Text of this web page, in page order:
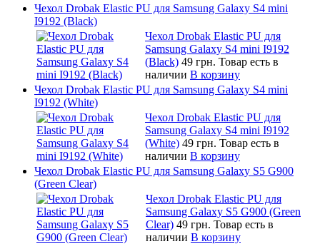
Чехол Drobak Elastic PU для Samsung Galaxy S4 mini
I9192 (Black)
Чехол Drobak Elastic PU для
Samsung Galaxy S4 mini I9192
(Black) 49 грн. Товар есть в
наличии В корзину
Чехол Drobak Elastic PU для Samsung Galaxy S4 mini
I9192 (White)
Чехол Drobak Elastic PU для
Samsung Galaxy S4 mini I9192
(White) 49 грн. Товар есть в
наличии В корзину
Чехол Drobak Elastic PU для Samsung Galaxy S5 G900
(Green Clear)
Чехол Drobak Elastic PU для
Samsung Galaxy S5 G900 (Green
Clear) 49 грн. Товар есть в
наличии В корзину